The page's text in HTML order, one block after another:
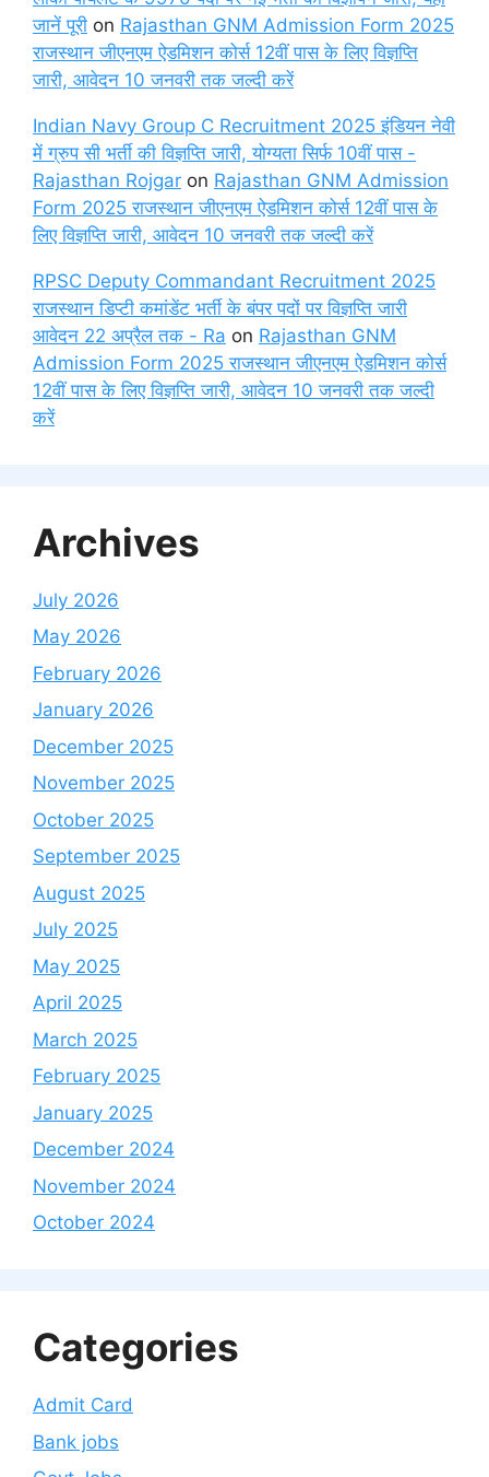
जानें पूरी on Rajasthan GNM Admission Form 2025
राजस्थान जीएनएम ऐडमिशन कोर्स 12वीं पास के लिए विज्ञप्ति
जारी, आवेदन 10 जनवरी तक जल्दी करें
Indian Navy Group C Recruitment 2025 इंडियन नेवी
में ग्रुप सी भर्ती की विज्ञप्ति जारी, योग्यता सिर्फ 10वीं पास -
Rajasthan Rojgar on Rajasthan GNM Admission
Form 2025 राजस्थान जीएनएम ऐडमिशन कोर्स 12वीं पास के
लिए विज्ञप्ति जारी, आवेदन 10 जनवरी तक जल्दी करें
RPSC Deputy Commandant Recruitment 2025
राजस्थान डिप्टी कमांडेंट भर्ती के बंपर पदों पर विज्ञप्ति जारी
आवेदन 22 अप्रैल तक - Ra on Rajasthan GNM
Admission Form 2025 राजस्थान जीएनएम ऐडमिशन कोर्स
12वीं पास के लिए विज्ञप्ति जारी, आवेदन 10 जनवरी तक जल्दी
करें
Archives
July 2026
May 2026
February 2026
January 2026
December 2025
November 2025
October 2025
September 2025
August 2025
July 2025
May 2025
April 2025
March 2025
February 2025
January 2025
December 2024
November 2024
October 2024
Categories
Admit Card
Bank jobs